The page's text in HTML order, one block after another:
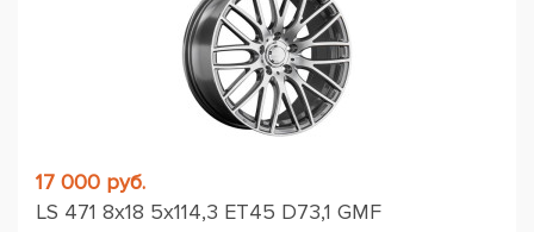
17 000 руб.
LS 471 8x18 5x114,3 ET45 D73,1 GMF